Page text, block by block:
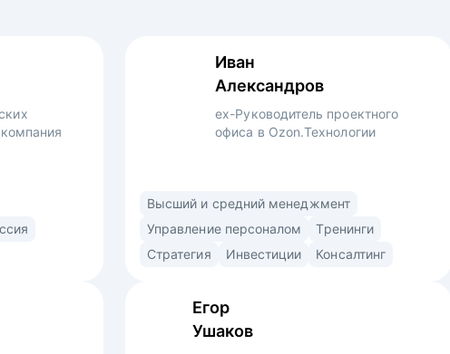
Иван
Александров
ex-Руководитель проектного
офиса в Ozon.Технологии
Профессиональный управленец,
преподаватель и консультант. Использую
в найме. Знаю ожидания рекрутеров,
компаний. • Выстраиваю сторителлинг
в резюме и самопрезентации для раскрытия
Высший и средний менеджмент
Управление персоналом
Тренинги
Стратегия
Инвестиции Консалтинг
Егор
Ушаков